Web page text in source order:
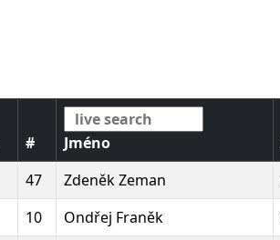
# Jméno
47 Zdeněk Zeman
10 Ondřej Franěk